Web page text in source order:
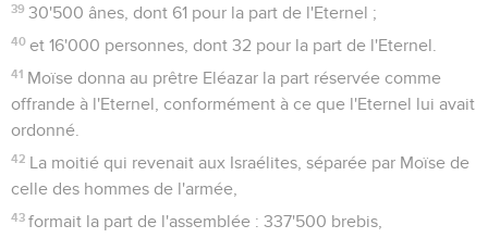
6
Moïse répondit aux Gadites et aux Rubénites : « Vos frères
iraient à la guerre pendant que vous, vous resteriez ici ?
7 Pourquoi voulez-vous décourager les Israélites de passer
dans le pays que l'Eternel leur donne ?
8 C’est ce que vos pères ont fait quand je les ai envoyés de
Kadès-Barnéa examiner le pays.
9 Ils sont montés jusqu'à la vallée d'Eshcol et, après avoir
examiné le pays, ils ont découragé les Israélites d'aller dans